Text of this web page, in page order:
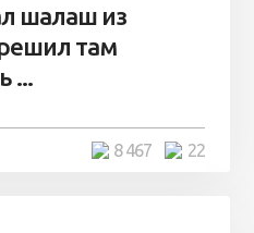
шалаш из
там
...
22
8 467